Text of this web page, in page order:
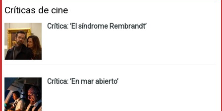
Críticas de cine
Crítica: ‘El síndrome Rembrandt’
Crítica: ‘En mar abierto’